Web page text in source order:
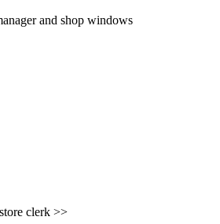
and shop windows
clerk >>